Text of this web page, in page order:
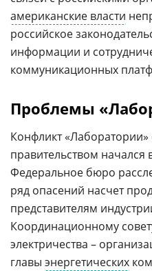
американские власти
российское
информации и
коммуникационных
Проблемы
Конфликт
правительством начался
Федеральное бюро
ряд опасений насчет
представителям
Координационному
электричества –
главы энергетических